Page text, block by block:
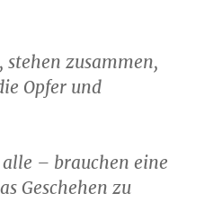
zusammen,
Opfer und
– brauchen eine
Geschehen zu